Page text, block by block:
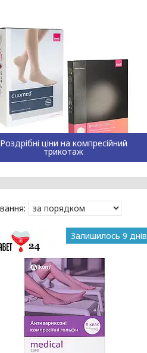
Роздрібні ціни на компресійний
трикотаж
Залишилось 9 днів